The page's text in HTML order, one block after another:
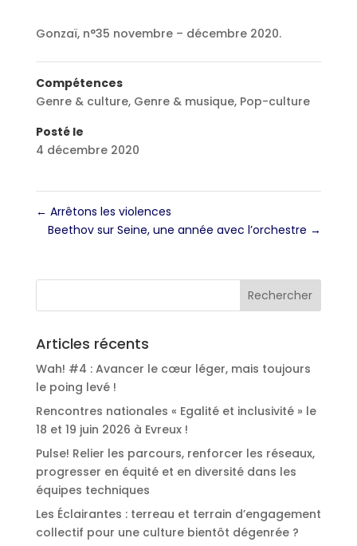
Gonzaï, n°35 novembre – décembre 2020.
Compétences
Genre & culture, Genre & musique, Pop-culture
Posté le
4 décembre 2020
← Arrêtons les violences
Beethov sur Seine, une année avec l’orchestre →
Articles récents
Wah! #4 : Avancer le cœur léger, mais toujours
le poing levé !
Rencontres nationales « Egalité et inclusivité » le
18 et 19 juin 2026 à Evreux !
Pulse! Relier les parcours, renforcer les réseaux,
progresser en équité et en diversité dans les
équipes techniques
Les Éclairantes : terreau et terrain d’engagement
collectif pour une culture bientôt dégenrée ?